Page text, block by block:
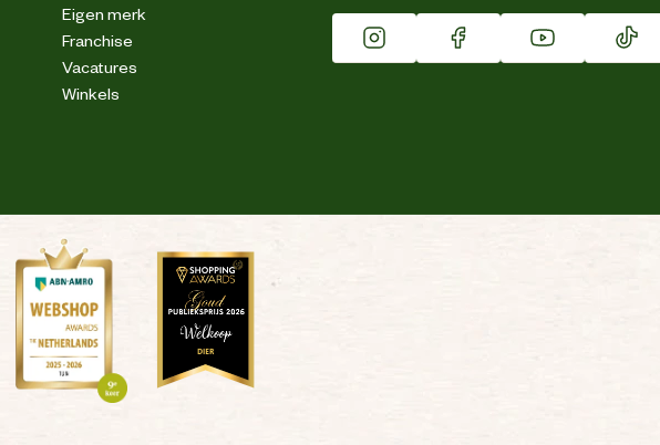
Eigen merk
Franchise
Vacatures
Winkels